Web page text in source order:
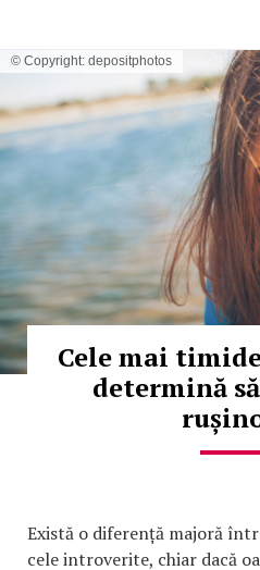
© Copyright: depositphotos
Cele mai
determină
Există o diferență majoră
cele introverite, chiar dacă